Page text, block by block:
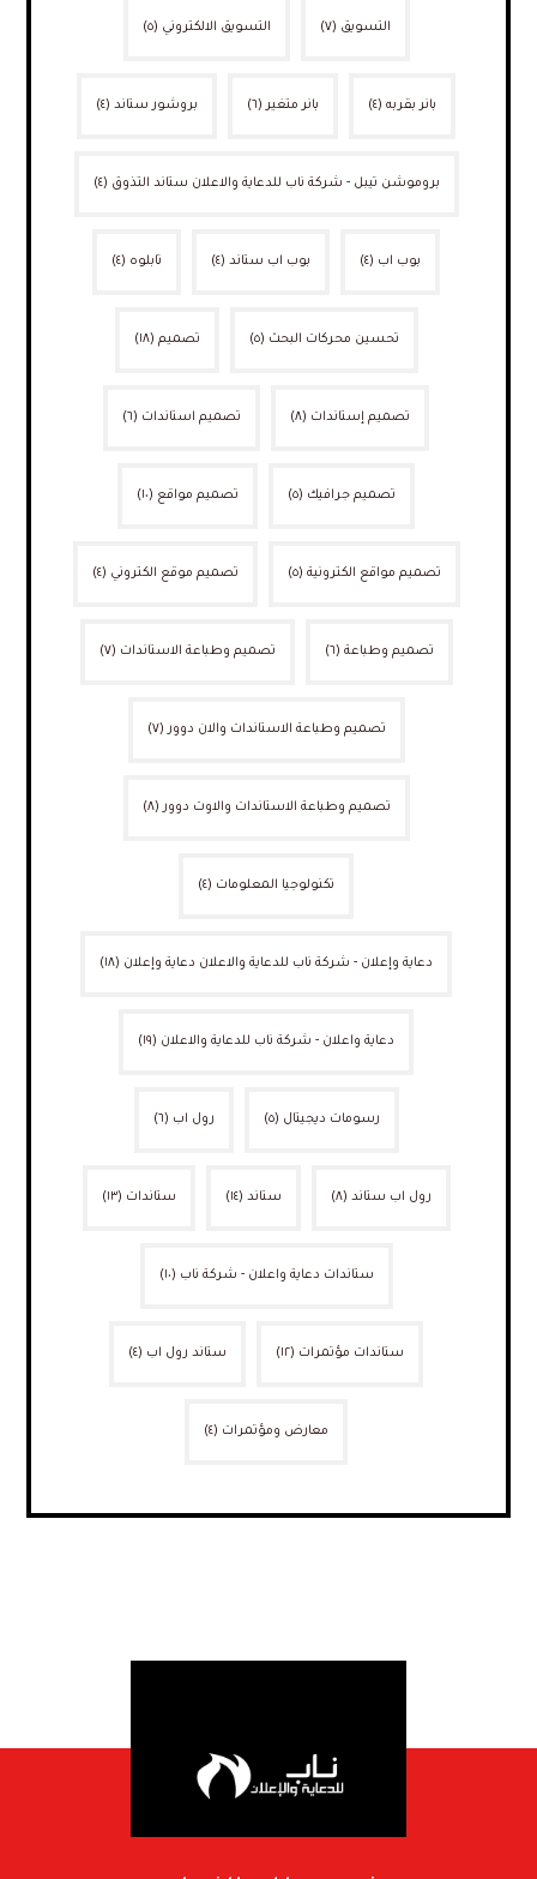
التسويق (٧) التسويق الالكتروني (٥)
بانر بقربه (٤) بانر متغير (٦) بروشور ستاند (٤)
بروموشن تيبل - شركة ناب للدعاية والاعلان ستاند التذوق (٤)
بوب اب (٤) بوب اب ستاند (٤) تابلوه (٤)
تحسين محركات البحث (٥) تصميم (١٨)
تصميم إستاندات (٨) تصميم استاندات (٦)
تصميم جرافيك (٥) تصميم مواقع (١٠)
تصميم مواقع الكترونية (٥) تصميم موقع الكتروني (٤)
تصميم وطباعة (٦) تصميم وطباعة الاستاندات (٧)
تصميم وطباعة الاستاندات والان دوور (٧)
تصميم وطباعة الاستاندات والاوت دوور (٨)
تكنولوجيا المعلومات (٤)
دعاية وإعلان - شركة ناب للدعاية والاعلان دعاية وإعلان (١٨)
دعاية واعلان - شركة ناب للدعاية والاعلان (١٩)
رسومات ديجيتال (٥) رول اب (٦)
رول اب ستاند (٨) ستاند (١٤) ستاندات (١٣)
ستاندات دعاية واعلان - شركة ناب (١٠)
ستاندات مؤتمرات (١٢) ستاند رول اب (٤)
معارض ومؤتمرات (٤)